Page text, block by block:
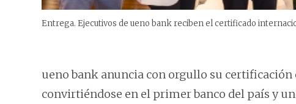
Entrega. Ejecutivos de ueno bank reciben el certificado
ueno bank anuncia con orgullo su certificación
convirtiéndose en el primer banco del país y